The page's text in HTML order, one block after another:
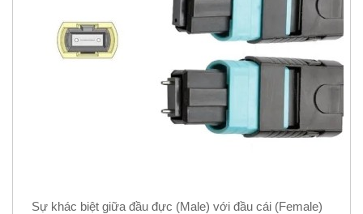
Sự khác biệt giữa đầu đực (Male) với đầu cái (Female)